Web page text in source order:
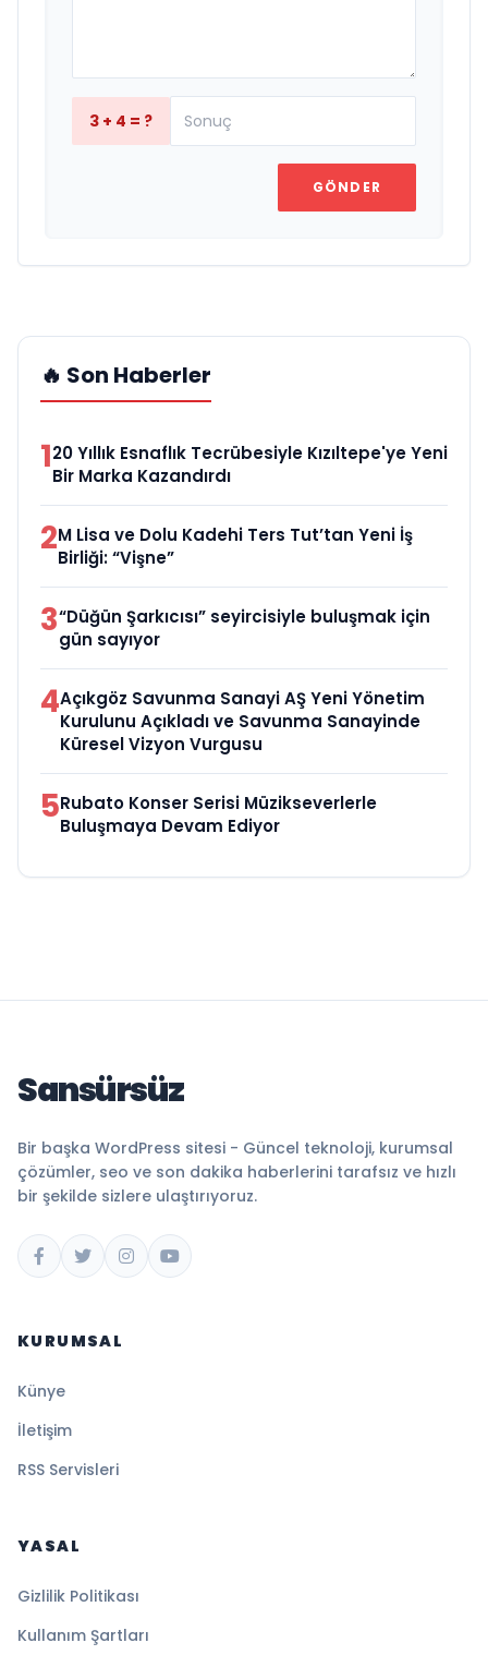
3 + 4 = ?
GÖNDER
🔥 Son Haberler
120 Yıllık Esnaflık Tecrübesiyle Kızıltepe'ye Yeni
Bir Marka Kazandırdı
2M Lisa ve Dolu Kadehi Ters Tut’tan Yeni İş
Birliği: “Vişne”
3“Düğün Şarkıcısı” seyircisiyle buluşmak için
gün sayıyor
4Açıkgöz Savunma Sanayi AŞ Yeni Yönetim
Kurulunu Açıkladı ve Savunma Sanayinde
Küresel Vizyon Vurgusu
5Rubato Konser Serisi Müzikseverlerle
Buluşmaya Devam Ediyor
Sansürsüz
Bir başka WordPress sitesi - Güncel teknoloji, kurumsal
çözümler, seo ve son dakika haberlerini tarafsız ve hızlı
bir şekilde sizlere ulaştırıyoruz.
KURUMSAL
Künye
İletişim
RSS Servisleri
YASAL
Gizlilik Politikası
Kullanım Şartları